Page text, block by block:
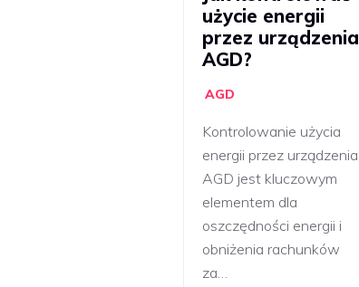
użycie energii
przez urządzenia
AGD?
AGD
Kontrolowanie użycia
energii przez urządzenia
AGD jest kluczowym
elementem dla
oszczędności energii i
obniżenia rachunków
za…